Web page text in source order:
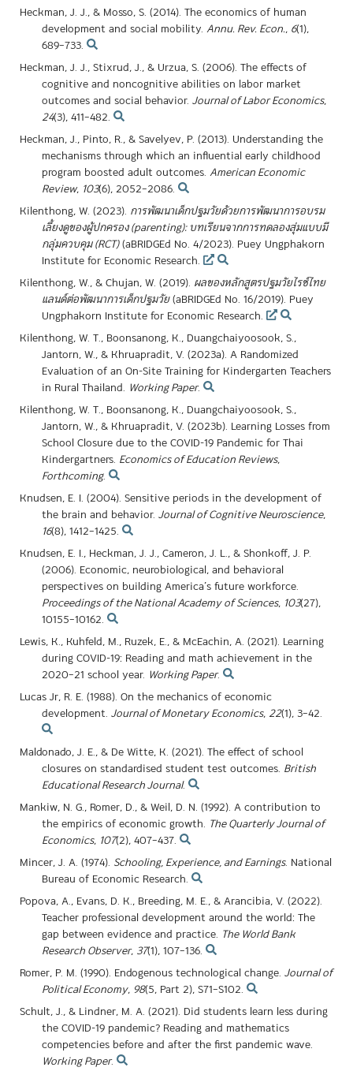
Heckman, J. J., & Mosso, S. (2014). The economics of human
development and social mobility. Annu. Rev. Econ., 6(1),
689–733.
Heckman, J. J., Stixrud, J., & Urzua, S. (2006). The effects of
cognitive and noncognitive abilities on labor market
outcomes and social behavior. Journal of Labor Economics,
24(3), 411–482.
Heckman, J., Pinto, R., & Savelyev, P. (2013). Understanding the
mechanisms through which an influential early childhood
program boosted adult outcomes. American Economic
Review, 103(6), 2052–2086.
Kilenthong, W. (2023). การพัฒนาเด็กปฐมวัยด้วยการพัฒนาการอบรม
เลี้ยงดูของผู้ปกครอง (parenting): บทเรียนจากการทดลองสุ่มแบบมี
กลุ่มควบคุม (RCT)(aBRIDGEd No. 4/2023). Puey Ungphakorn
Institute for Economic Research.
Kilenthong, W., & Chujan, W. (2019). ผลของหลักสูตรปฐมวัยไรซ์ไทย
แลนด์ต่อพัฒนาการเด็กปฐมวัย(aBRIDGEd No. 16/2019). Puey
Ungphakorn Institute for Economic Research.
Kilenthong, W. T., Boonsanong, K., Duangchaiyoosook, S.,
Jantorn, W., & Khruapradit, V. (2023a). A Randomized
Evaluation of an On-Site Training for Kindergarten Teachers
in Rural Thailand. Working Paper.
Kilenthong, W. T., Boonsanong, K., Duangchaiyoosook, S.,
Jantorn, W., & Khruapradit, V. (2023b). Learning Losses from
School Closure due to the COVID-19 Pandemic for Thai
Kindergartners. Economics of Education Reviews,
Forthcoming.
Knudsen, E. I. (2004). Sensitive periods in the development of
the brain and behavior. Journal of Cognitive Neuroscience,
16(8), 1412–1425.
Knudsen, E. I., Heckman, J. J., Cameron, J. L., & Shonkoff, J. P.
(2006). Economic, neurobiological, and behavioral
perspectives on building America’s future workforce.
Proceedings of the National Academy of Sciences, 103(27),
10155–10162.
Lewis, K., Kuhfeld, M., Ruzek, E., & McEachin, A. (2021). Learning
during COVID-19: Reading and math achievement in the
2020–21 school year. Working Paper.
Lucas Jr, R. E. (1988). On the mechanics of economic
development. Journal of Monetary Economics, 22(1), 3–42.
Maldonado, J. E., & De Witte, K. (2021). The effect of school
closures on standardised student test outcomes. British
Educational Research Journal.
Mankiw, N. G., Romer, D., & Weil, D. N. (1992). A contribution to
the empirics of economic growth. The Quarterly Journal of
Economics, 107(2), 407–437.
Mincer, J. A. (1974). Schooling, Experience, and Earnings. National
Bureau of Economic Research.
Popova, A., Evans, D. K., Breeding, M. E., & Arancibia, V. (2022).
Teacher professional development around the world: The
gap between evidence and practice. The World Bank
Research Observer, 37(1), 107–136.
Romer, P. M. (1990). Endogenous technological change. Journal of
Political Economy, 98(5, Part 2), S71–S102.
Schult, J., & Lindner, M. A. (2021). Did students learn less during
the COVID-19 pandemic? Reading and mathematics
competencies before and after the first pandemic wave.
Working Paper.